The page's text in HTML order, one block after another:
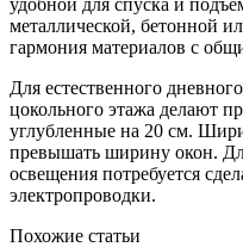
металлической, бетонной
гармония материалов с
Для естественного
цокольного этажа делают
углубленные на 20 см.
превышать ширину окон.
освещения потребуется
электропроводки.
Похожие статьи